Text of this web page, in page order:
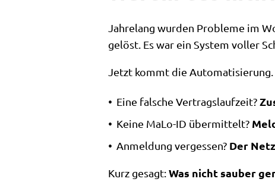
Jahrelang wurden Probleme im
gelöst. Es war ein System voller
Jetzt kommt die Automatisierung.
Eine falsche Vertragslaufzeit?
Keine MaLo-ID übermittelt?
Anmeldung vergessen? Der
Kurz gesagt:Was nicht sauber